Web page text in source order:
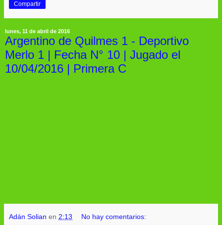
Compartir
lunes, 11 de abril de 2016
Argentino de Quilmes 1 - Deportivo
Merlo 1 | Fecha N° 10 | Jugado el
10/04/2016 | Primera C
Adán Solian en 2:13 No hay comentarios: